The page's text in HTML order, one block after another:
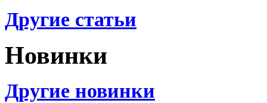
Другие статьи
Новинки
Другие новинки